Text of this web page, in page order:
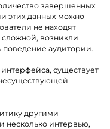
завершенных
этих данных можно
не находят
возникли
аудитории.
существует
другими
несколько интервью,